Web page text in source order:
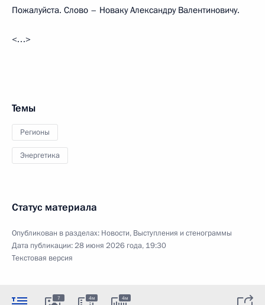
Пожалуйста. Слово – Новаку Александру Валентиновичу.
<…>
Темы
Регионы
Энергетика
Статус материала
Опубликован в разделах: Новости, Выступления и стенограммы
Дата публикации:28 июня 2026 года, 19:30
Текстовая версия
7 4м 4м